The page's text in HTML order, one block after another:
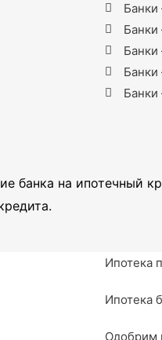
Банки
Банки
банка на ипотечный
Ипотека
Ипотека
Одобрим